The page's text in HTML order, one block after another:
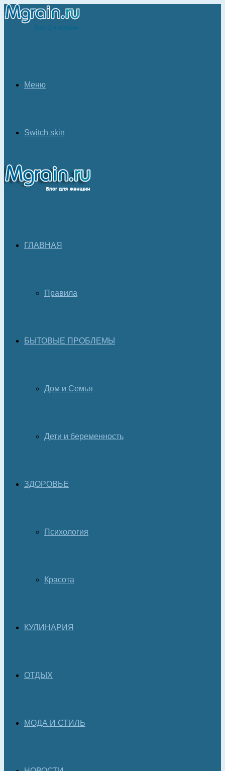
Меню
Switch skin
ГЛАВНАЯ
Правила
БЫТОВЫЕ ПРОБЛЕМЫ
Дом и Семья
Дети и беременность
ЗДОРОВЬЕ
Психология
Красота
КУЛИНАРИЯ
ОТДЫХ
МОДА И СТИЛЬ